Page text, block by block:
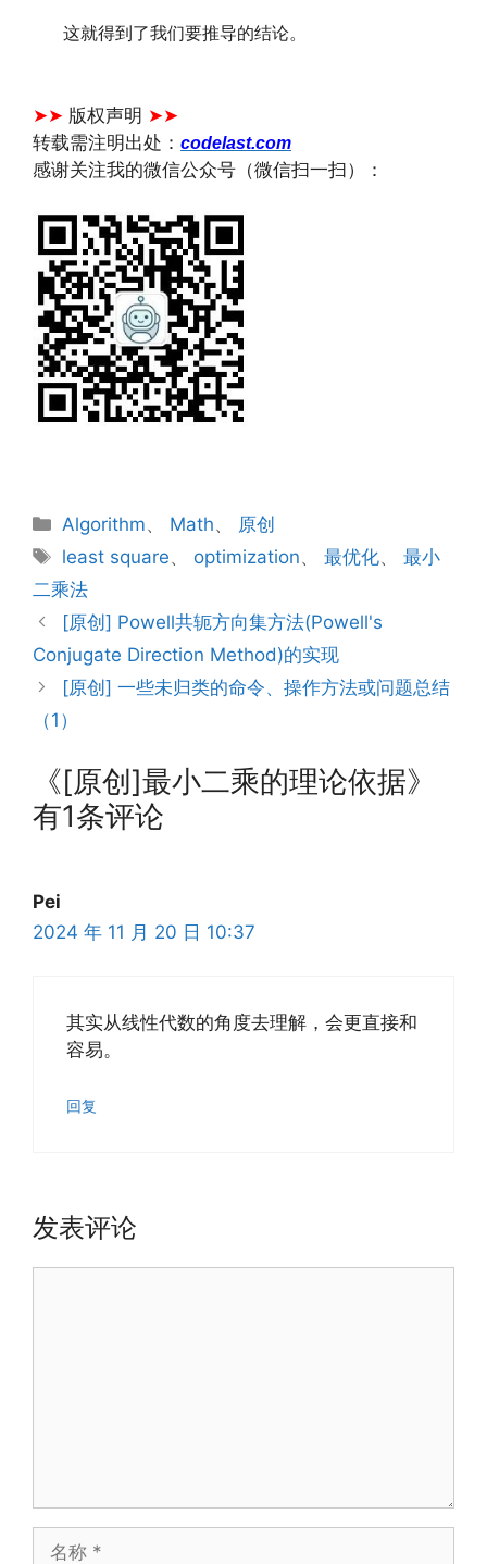
这就得到了我们要推导的结论。
➤➤ 版权声明 ➤➤
转载需注明出处： codelast.com
感谢关注我的微信公众号（微信扫一扫）：
分
类
Algorithm、 Math、 原创
标
签
least square、 optimization、最优化、最小
二乘法
[原创] Powell共轭方向集方法(Powell's
Conjugate Direction Method)的实现
[原创] 一些未归类的命令、操作方法或问题总结
（1）
《[原创]最小二乘的理论依据》
有1条评论
Pei
2024 年 11 月 20 日 10:37
其实从线性代数的角度去理解，会更直接和
容易。
回复
发表评论